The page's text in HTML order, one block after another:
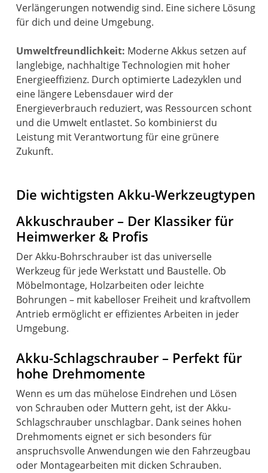
Verlängerungen notwendig sind. Eine sichere Lösung
für dich und deine Umgebung.
Umweltfreundlichkeit: Moderne Akkus setzen auf
langlebige, nachhaltige Technologien mit hoher
Energieeffizienz. Durch optimierte Ladezyklen und
eine längere Lebensdauer wird der
Energieverbrauch reduziert, was Ressourcen schont
und die Umwelt entlastet. So kombinierst du
Leistung mit Verantwortung für eine grünere
Zukunft.
Die wichtigsten Akku-Werkzeugtypen
Akkuschrauber – Der Klassiker für
Heimwerker & Profis
Der Akku-Bohrschrauber ist das universelle
Werkzeug für jede Werkstatt und Baustelle. Ob
Möbelmontage, Holzarbeiten oder leichte
Bohrungen – mit kabelloser Freiheit und kraftvollem
Antrieb ermöglicht er effizientes Arbeiten in jeder
Umgebung.
Akku-Schlagschrauber – Perfekt für
hohe Drehmomente
Wenn es um das mühelose Eindrehen und Lösen
von Schrauben oder Muttern geht, ist der Akku-
Schlagschrauber unschlagbar. Dank seines hohen
Drehmoments eignet er sich besonders für
anspruchsvolle Anwendungen wie den Fahrzeugbau
oder Montagearbeiten mit dicken Schrauben.